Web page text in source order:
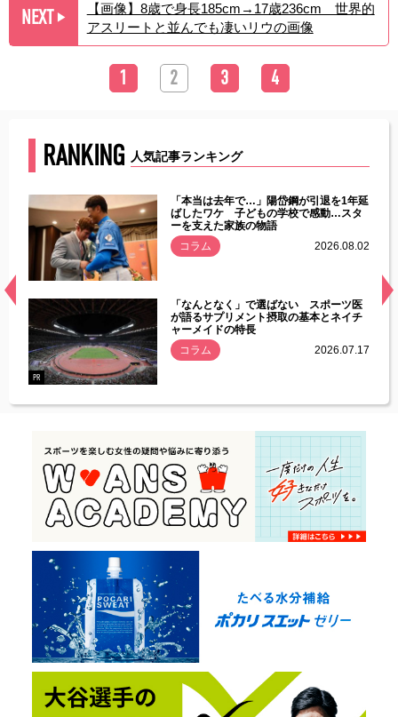
NEXT ▶︎
【画像】8歳で身長185cm→17歳236cm 世界的
アスリートと並んでも凄いリウの画像
1 2 3 4
RANKING 人気記事ランキング
常
「本当は去年で…」陽岱鋼が引退を1年延
ばしたワケ 子どもの学校で感動…スタ
ーを支えた家族の物語
コラム
2026.08.02
PR
「なんとなく」で選ばない スポーツ医
が語るサプリメント摂取の基本とネイチ
ャーメイドの特長
コラム
2026.07.17